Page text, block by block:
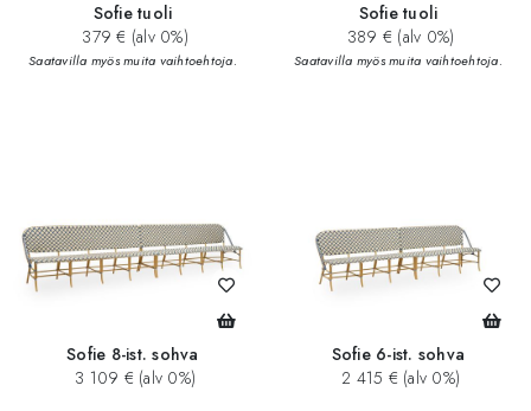
Sofie tuoli
379 € (alv 0%)
Saatavilla myös muita vaihtoehtoja.
Sofie tuoli
389 € (alv 0%)
Saatavilla myös muita vaihtoehtoja.
Sofie 8-ist. sohva
3 109 € (alv 0%)
Sofie 6-ist. sohva
2 415 € (alv 0%)